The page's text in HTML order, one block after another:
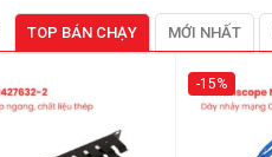
TOP BÁN CHẠY MỚI NHẤT
-15%